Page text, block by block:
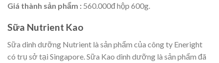
Giá thành sản phẩm : 560.000đ hộp 600g.
Sữa Nutrient Kao
Sữa dinh dưỡng Nutrient là sản phẩm của công ty Eneright
có trụ sở tại Singapore. Sữa Kao dinh dưỡng là sản phẩm đã